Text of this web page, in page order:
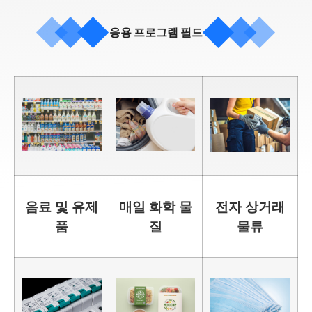
응용 프로그램 필드
음료 및 유제
품
매일 화학 물
질
전자 상거래
물류